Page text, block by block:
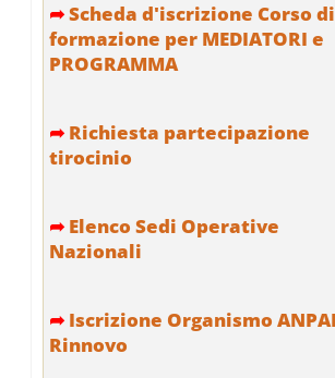
➦Scheda d'iscrizione Corso di
formazione per MEDIATORI e
PROGRAMMA
➦Richiesta partecipazione
tirocinio
➦Elenco Sedi Operative
Nazionali
➦Iscrizione Organismo
Rinnovo